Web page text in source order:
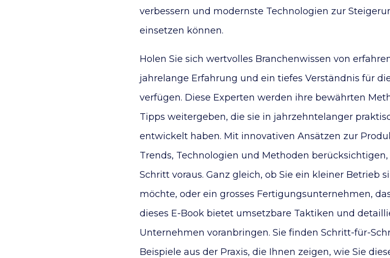
verbessern und modernste Technologien zur
einsetzen können.
Holen Sie sich wertvolles Branchenwissen von
jahrelange Erfahrung und ein tiefes Verständnis für
verfügen. Diese Experten werden ihre bewährten
Tipps weitergeben, die sie in jahrzehntelanger
entwickelt haben. Mit innovativen Ansätzen zur
Trends, Technologien und Methoden
Schritt voraus. Ganz gleich, ob Sie ein kleiner Betrieb
möchte, oder ein grosses Fertigungsunternehmen,
dieses E-Book bietet umsetzbare Taktiken und
Unternehmen voranbringen. Sie finden Schritt-für-
Beispiele aus der Praxis, die Ihnen zeigen, wie Sie